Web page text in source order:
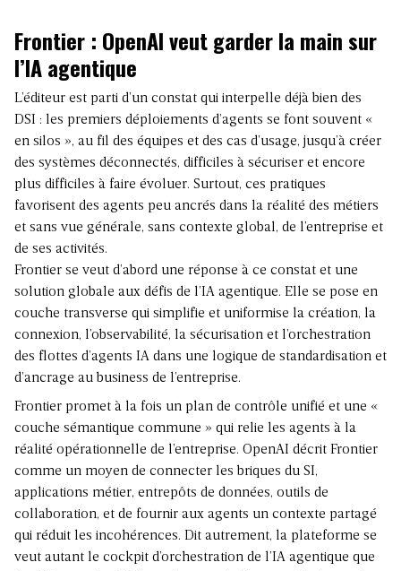
Frontier : OpenAI veut garder la main sur
l’IA agentique
L’éditeur est parti d’un constat qui interpelle déjà bien des
DSI : les premiers déploiements d’agents se font souvent «
en silos », au fil des équipes et des cas d’usage, jusqu’à créer
des systèmes déconnectés, difficiles à sécuriser et encore
plus difficiles à faire évoluer. Surtout, ces pratiques
favorisent des agents peu ancrés dans la réalité des métiers
et sans vue générale, sans contexte global, de l’entreprise et
de ses activités.
Frontier se veut d’abord une réponse à ce constat et une
solution globale aux défis de l’IA agentique. Elle se pose en
couche transverse qui simplifie et uniformise la création, la
connexion, l’observabilité, la sécurisation et l’orchestration
des flottes d’agents IA dans une logique de standardisation et
d’ancrage au business de l’entreprise.
Frontier promet à la fois un plan de contrôle unifié et une «
couche sémantique commune » qui relie les agents à la
réalité opérationnelle de l’entreprise. OpenAI décrit Frontier
comme un moyen de connecter les briques du SI,
applications métier, entrepôts de données, outils de
collaboration, et de fournir aux agents un contexte partagé
qui réduit les incohérences. Dit autrement, la plateforme se
veut autant le cockpit d’orchestration de l’IA agentique que